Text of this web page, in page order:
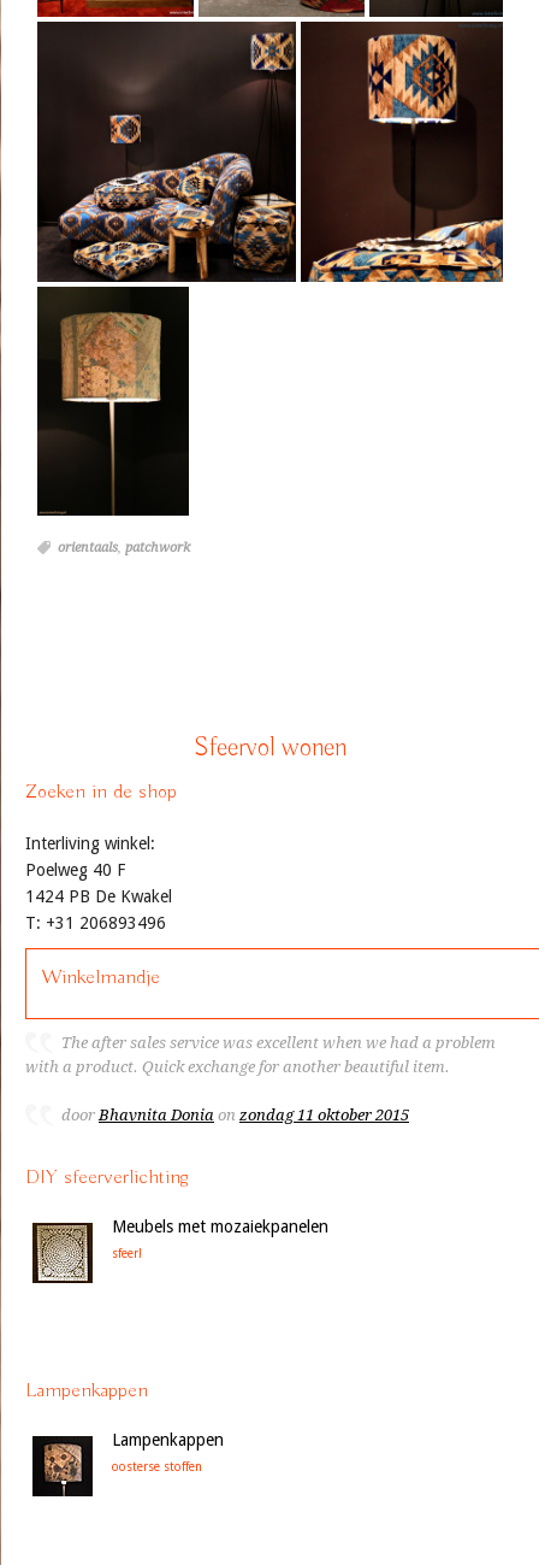
orientaals, patchwork
Sfeervol wonen
Zoeken in de shop
Interliving winkel:
Poelweg 40 F
1424 PB De Kwakel
T: +31 206893496
Winkelmandje
The after sales service was excellent when we had a problem
with a product. Quick exchange for another beautiful item.
doorBhavnita Donia on zondag 11 oktober 2015
DIY sfeerverlichting
Meubels met mozaiekpanelen
sfeer!
Lampenkappen
Lampenkappen
oosterse stoffen